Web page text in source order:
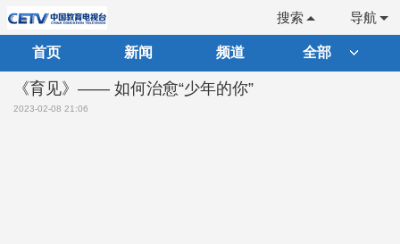
导航
搜索
首页 新闻 频道 全部
《育见》—— 如何治愈“少年的你”
2023-02-08 21:06